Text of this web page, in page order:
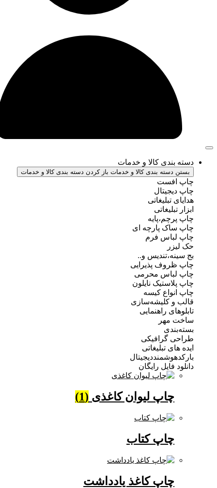
کالا و خدمات
بندی کالا و خدمات باز کردن دسته بندی کالا و خدمات
پارچه ای
فرم
و..
پذیرایی
محرمی
نایلون
کیسه
کلیشه‌سازی
راهنمایی
گرافیکی
تبلیغاتی
فایل رایگان
چاپ لیوان کاغذی(1)
چاپ کتاب
چاپ کاغذ یادداشت